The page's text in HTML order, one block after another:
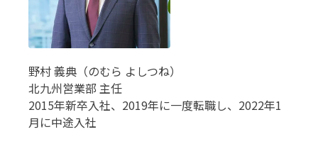
野村 義典（のむら よしつね）
北九州営業部 主任
2015年新卒入社、2019年に一度転職し、2022年1
月に中途入社